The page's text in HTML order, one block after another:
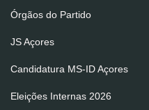
Órgãos do Partido
JS Açores
Candidatura MS-ID Açores
Eleições Internas 2026